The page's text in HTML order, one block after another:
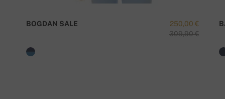
250,00 €
309,90 €
BOGDAN SALE